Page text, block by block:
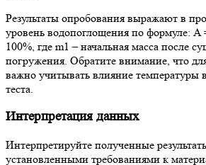
Результаты опробования выражают в
уровень водопоглощения по формуле:
100%, где m1 – начальная масса после
погружения. Обратите внимание, что
важно учитывать влияние температуры
теста.
Интерпретация данных
Интерпретируйте полученные
установленными требованиями к